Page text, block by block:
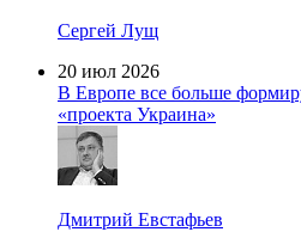
Сергей Лущ
20 июл 2026
В Европе все больше
«проекта Украина»
Дмитрий Евстафьев